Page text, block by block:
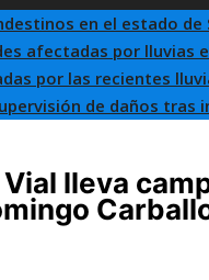
en el estado de
afectadas por lluvias
por las recientes
de daños tras
lleva